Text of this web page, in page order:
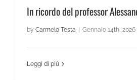
In ricordo del professor
byCarmelo Testa | Gennaio 14th, 2026
Leggi di più